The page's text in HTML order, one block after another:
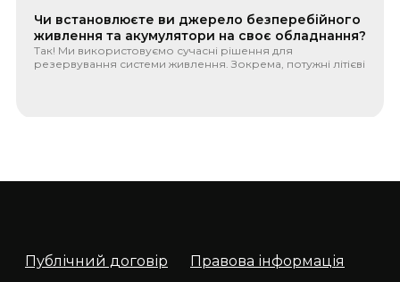
Чи встановлюєте ви джерело безперебійного
живлення та акумулятори на своє обладнання?
Так! Ми використовуємо сучасні рішення для
резервування системи живлення. Зокрема, потужні літієві
VPN service
Публічний договір Правова інформація